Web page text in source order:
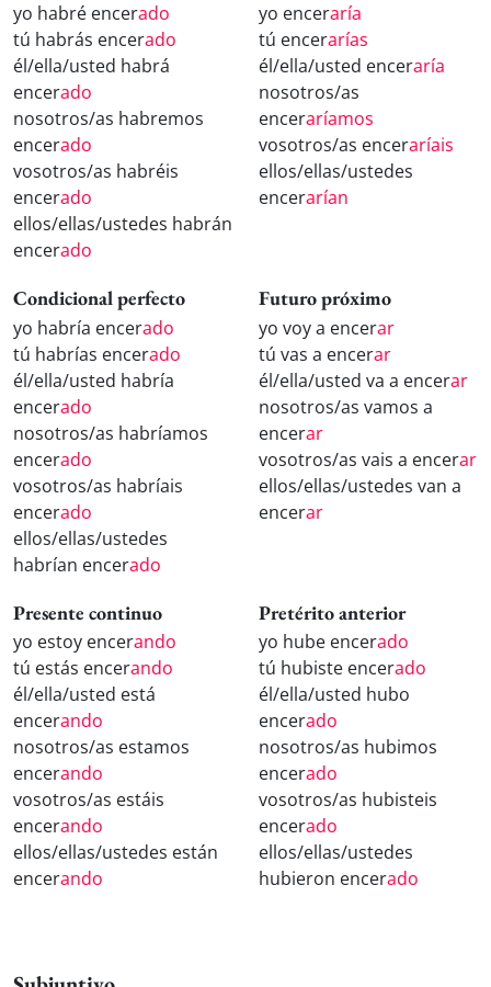
yo habré encerado
tú habrás encerado
él/ella/usted habrá
encerado
nosotros/as habremos
encerado
vosotros/as habréis
encerado
ellos/ellas/ustedes habrán
encerado
yo enceraría
tú encerarías
él/ella/usted enceraría
nosotros/as
enceraríamos
vosotros/as enceraríais
ellos/ellas/ustedes
encerarían
Condicional perfecto
yo habría encerado
tú habrías encerado
él/ella/usted habría
encerado
nosotros/as habríamos
encerado
vosotros/as habríais
encerado
ellos/ellas/ustedes
habrían encerado
Futuro próximo
yo voy a encerar
tú vas a encerar
él/ella/usted va a encerar
nosotros/as vamos a
encerar
vosotros/as vais a encerar
ellos/ellas/ustedes van a
encerar
Presente continuo
yo estoy encerando
tú estás encerando
él/ella/usted está
encerando
nosotros/as estamos
encerando
vosotros/as estáis
encerando
ellos/ellas/ustedes están
encerando
Pretérito anterior
yo hube encerado
tú hubiste encerado
él/ella/usted hubo
encerado
nosotros/as hubimos
encerado
vosotros/as hubisteis
encerado
ellos/ellas/ustedes
hubieron encerado